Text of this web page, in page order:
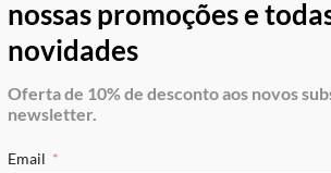
Envio grátis para Portugal em
seguro
REF:
nossas promoções e
novidades
Oferta de 10% de desconto aos novos
newsletter.
Email